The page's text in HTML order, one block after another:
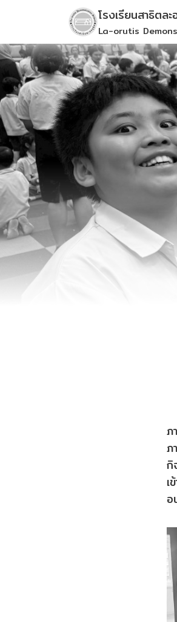
content
โรงเรียนสาธิตล
La-orutis
ภ
ภ
กิ
เ
อ